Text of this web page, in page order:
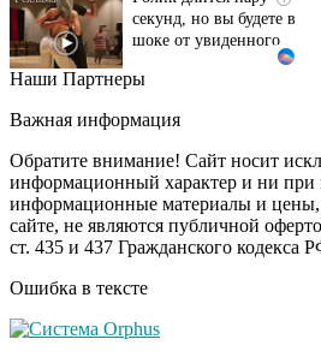
шоке от увиденного
Ролик из Омска: вы
i
Королева вагона
отожгла! Видео не
оставит равнодушным
Наши Партнеры
Важная информация
Обратите внимание! Сайт носит
информационный характер и ни при
информационные материалы и
сайте, не являются публичной
ст. 435 и 437 Гражданского кодекса
Ошибка в тексте